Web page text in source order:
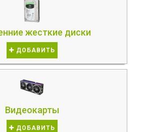
жесткие диски
ДОБАВИТЬ
Видеокарты
ДОБАВИТЬ